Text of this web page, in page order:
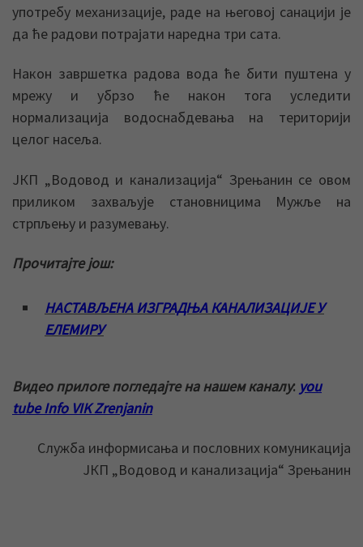
употребу механизације, раде на његовој санацији је
да ће радови потрајати наредна три сата.
Након завршетка радова вода ће бити пуштена у
мрежу и убрзо ће након тога уследити
нормализација водоснабдевања на територији
целог насеља.
ЈКП „Водовод и канализација“ Зрењанин се овом
приликом захваљује становницима Мужље на
стрпљењу и разумевању.
Прочитајте још:
НАСТАВЉЕНА ИЗГРАДЊА КАНАЛИЗАЦИЈЕ У
ЕЛЕМИРУ
Видео прилоге погледајте на нашем каналу: you
tube Info VIK Zrenjanin
Служба информисања и пословних комуникација
ЈКП „Водовод и канализација“ Зрењанин